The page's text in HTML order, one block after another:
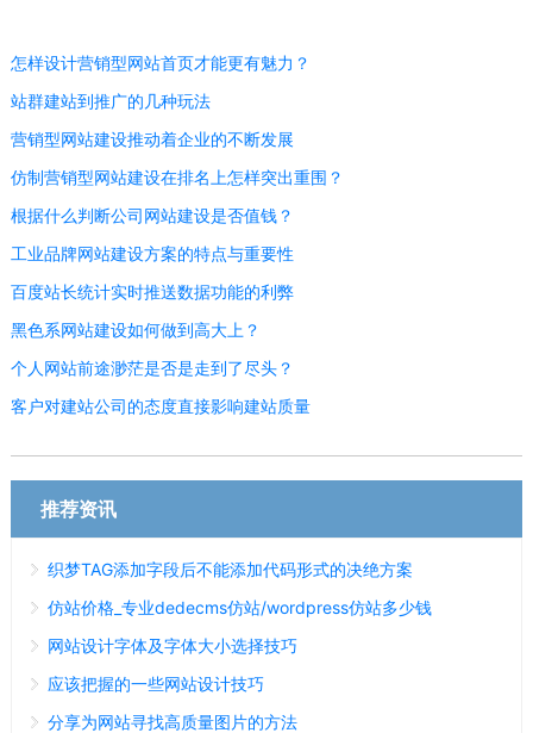
怎样设计营销型网站首页才能更有魅力？
站群建站到推广的几种玩法
营销型网站建设推动着企业的不断发展
仿制营销型网站建设在排名上怎样突出重围？
根据什么判断公司网站建设是否值钱？
工业品牌网站建设方案的特点与重要性
百度站长统计实时推送数据功能的利弊
黑色系网站建设如何做到高大上？
个人网站前途渺茫是否是走到了尽头？
客户对建站公司的态度直接影响建站质量
推荐资讯
织梦TAG添加字段后不能添加代码形式的决绝方案
仿站价格_专业dedecms仿站/wordpress仿站多少钱
网站设计字体及字体大小选择技巧
应该把握的一些网站设计技巧
分享为网站寻找高质量图片的方法